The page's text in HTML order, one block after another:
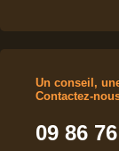
Un conseil,
Contactez-
09 86